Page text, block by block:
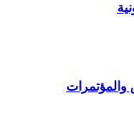
والمؤتمرات